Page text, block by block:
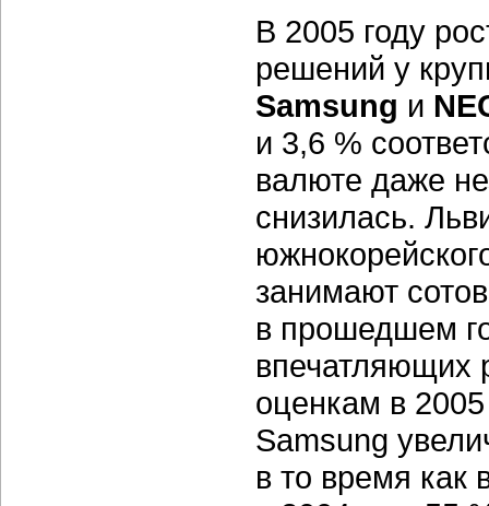
В 2005 году
решений у
Samsung и
и 3,6 %
валюте даже
снизилась.
занимают
в прошедшем
впечатляющих
оценкам в
Samsung
в то время как